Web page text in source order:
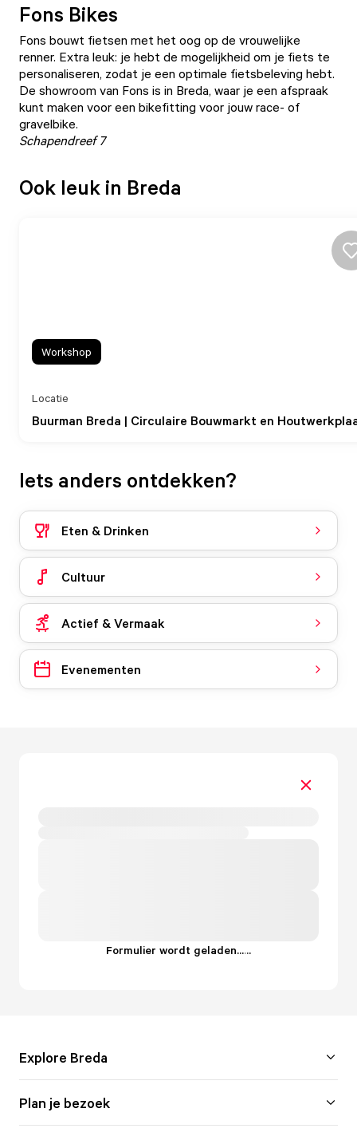
Fons Bikes
Fons bouwt fietsen met het oog op de vrouwelijke
renner. Extra leuk: je hebt de mogelijkheid om je fiets te
personaliseren, zodat je een optimale fietsbeleving hebt.
De showroom van Fons is in Breda, waar je een afspraak
kunt maken voor een bikefitting voor jouw race- of
gravelbike.
Schapendreef 7
Ook leuk in Breda
Buurman Breda | Circulaire Bouwmarkt en
Locatie
Workshop
Iets anders ontdekken?
Eten & Drinken
Cultuur
Actief & Vermaak
Evenementen
Formulier wordt geladen......
Explore Breda
Plan je bezoek